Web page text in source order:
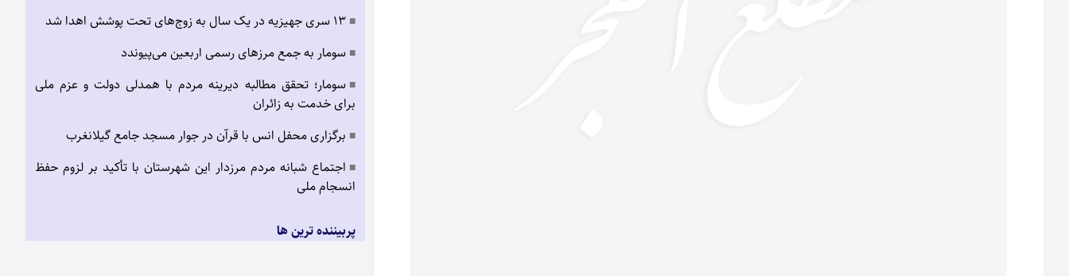
■ ۱۳ سری جهیزیه در یک سال به زوج‌های تحت پوشش اهدا شد
■ سومار به جمع مرزهای رسمی اربعین می‌پیوندد
■ سومار؛ تحقق مطالبه دیرینه مردم با همدلی دولت و عزم ملی
برای خدمت به زائران
■ برگزاری محفل انس با قرآن در جوار مسجد جامع گیلانغرب
■ اجتماع شبانه مردم مرزدار این شهرستان با تأکید بر لزوم حفظ
انسجام ملی
پربیننده ترین ها